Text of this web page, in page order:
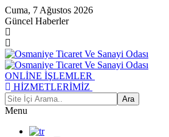
Cuma, 7 Ağustos 2026
Güncel Haberler
ONLİNE İŞLEMLER
HİZMETLERİMİZ
Menu